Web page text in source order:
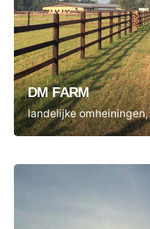
DM FARM
landelijke omheiningen